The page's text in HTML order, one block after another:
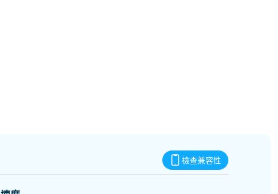
檢查兼容性